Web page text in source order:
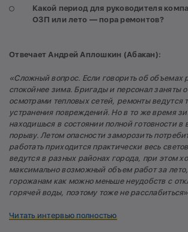
Какой период для руководителя
ОЗП или лето — пора ремонтов?
Отвечает Андрей Аплошкин (Абакан):
«Сложный вопрос. Если говорить об объемах
спокойнее зима. Бригады и персонал заняты
осмотрами тепловых сетей, ремонты ведутся
устранения повреждений. Но в то же время
находишься в состоянии полной готовности в
порыву. Летом опасности заморозить
работать приходится практически весь
ведутся в разных районах города, при этом
максимально возможный объем работ за
горожанам как можно меньше неудобств с
горячей воды, поэтому тоже не расслабиться
Читать интервью полностью